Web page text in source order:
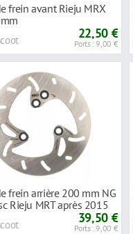
frein avant Rieju MRX
22,50 €
Ports : 9,00 €
frein arrière 200 mm NG
Rieju MRT après 2015
39,50 €
Ports : 9,00 €